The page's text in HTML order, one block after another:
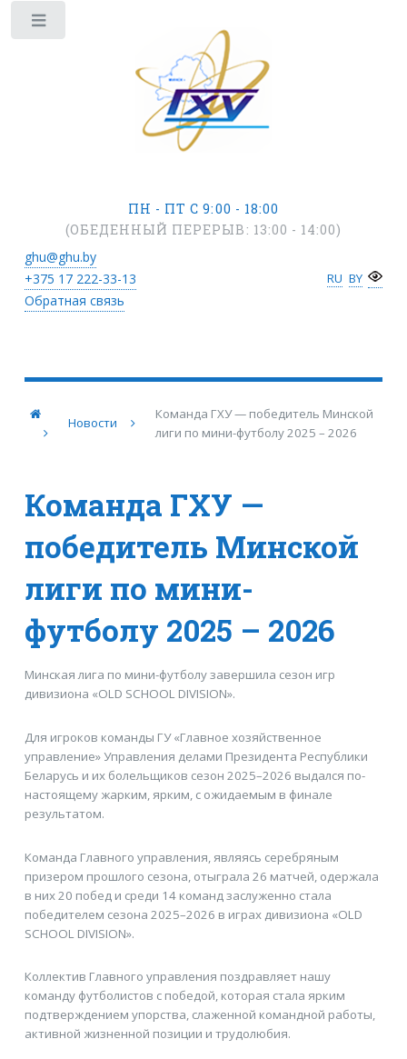
ПН - ПТ С 9:00 - 18:00
(ОБЕДЕННЫЙ ПЕРЕРЫВ: 13:00 - 14:00)
ghu@ghu.by
+375 17222-33-13
Обратная связь
RU BY
Новости
Команда ГХУ — победитель Минской
лиги по мини-футболу 2025 – 2026
Команда ГХУ —
победитель Минской
лиги по мини-
футболу 2025 – 2026
Минская лига по мини-футболу завершила сезон игр
дивизиона «OLD SCHOOL DIVISION».
Для игроков команды ГУ «Главное хозяйственное
управление» Управления делами Президента Республики
Беларусь и их болельщиков сезон 2025–2026 выдался по-
настоящему жарким, ярким, с ожидаемым в финале
результатом.
Команда Главного управления, являясь серебряным
призером прошлого сезона, отыграла 26 матчей, одержала
в них 20 побед и среди 14 команд заслуженно стала
победителем сезона 2025–2026 в играх дивизиона «OLD
SCHOOL DIVISION».
Коллектив Главного управления поздравляет нашу
команду футболистов с победой, которая стала ярким
подтверждением упорства, слаженной командной работы,
активной жизненной позиции и трудолюбия.